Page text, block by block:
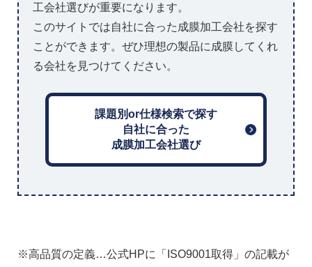
工会社選びが重要になります。
このサイトでは自社に合った成膜加工会社を探す
ことができます。ぜひ理想の製品に成膜してくれ
る会社を見つけてください。
課題別or仕様検索で探す
自社に合った
成膜加工会社選び
※高品質の定義…公式HPに「ISO9001取得」の記載が